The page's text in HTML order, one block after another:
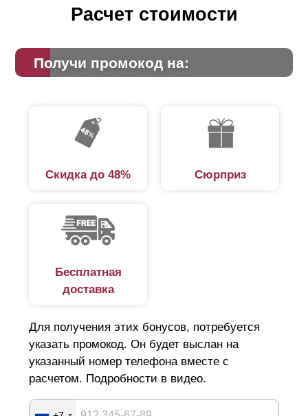
Расчет стоимости
Получи промокод на:
Скидка до 48% Сюрприз
Бесплатная
доставка
Для получения этих бонусов, потребуется
указать промокод. Он будет выслан на
указанный номер телефона вместе с
расчетом. Подробности в видео.